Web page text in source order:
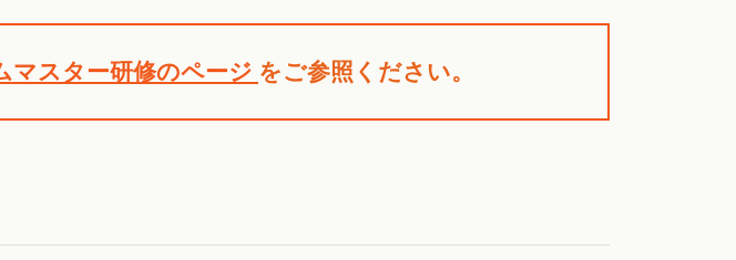
マスター研修のページ をご参照ください。